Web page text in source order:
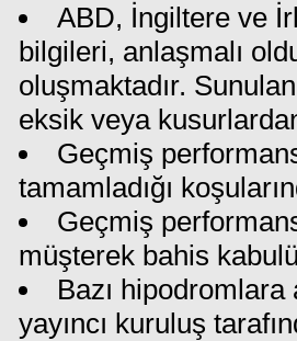
ABD, İngiltere ve
bilgileri, anlaşmalı
oluşmaktadır.
eksik veya
Geçmiş
tamamladığı
Geçmiş
müşterek bahis
Bazı hipodromlara
yayıncı kuruluş